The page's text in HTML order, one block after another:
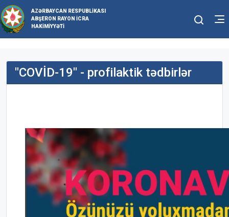
AZƏRBAYCAN RESPUBLIKASI
ABŞERON RAYON İCRA
HAKIMIYYƏTI
"COVİD-19" - profilaktik tədbirlər